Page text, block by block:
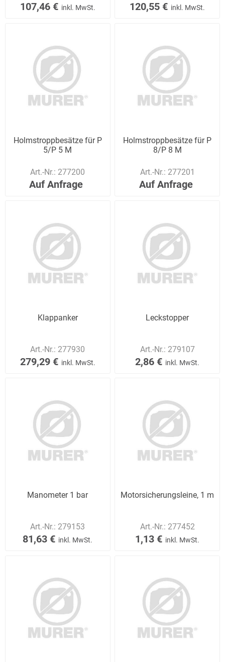
107,46 € inkl. MwSt. 120,55 € inkl. MwSt.
Holmstroppbesätze für P
5/P 5 M
Art.-Nr.: 277200
Auf Anfrage
Holmstroppbesätze für P
8/P 8 M
Art.-Nr.: 277201
Auf Anfrage
Klappanker
Art.-Nr.: 277930
279,29 € inkl. MwSt.
Leckstopper
Art.-Nr.: 279107
2,86 € inkl. MwSt.
Manometer 1 bar
Art.-Nr.: 279153
81,63 € inkl. MwSt.
Motorsicherungsleine, 1 m
Art.-Nr.: 277452
1,13 € inkl. MwSt.